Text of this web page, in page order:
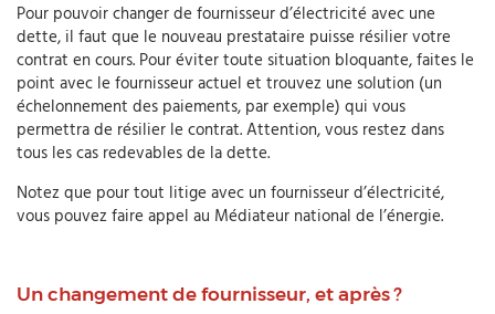
Pour pouvoir changer de fournisseur d’électricité avec une
dette, il faut que le nouveau prestataire puisse résilier votre
contrat en cours. Pour éviter toute situation bloquante, faites le
point avec le fournisseur actuel et trouvez une solution (un
échelonnement des paiements, par exemple) qui vous
permettra de résilier le contrat. Attention, vous restez dans
tous les cas redevables de la dette.
Notez que pour tout litige avec un fournisseur d’électricité,
vous pouvez faire appel au Médiateur national de l’énergie.
Un changement de fournisseur, et après ?